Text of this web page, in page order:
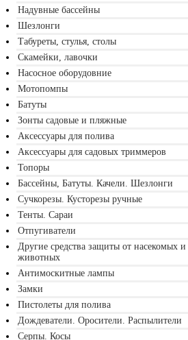
Надувные бассейны
Шезлонги
Табуреты, стулья, столы
Скамейки, лавочки
Насосное оборудовние
Мотопомпы
Батуты
Зонты садовые и пляжные
Аксессуары для полива
Аксессуары для садовых триммеров
Топоры
Бассейны, Батуты. Качели. Шезлонги
Сучкорезы. Кусторезы ручные
Тенты. Сараи
Отпугиватели
Другие средства защиты от насекомых и
животных
Антимоскитные лампы
Замки
Пистолеты для полива
Дождеватели. Оросители. Распылители
Серпы. Косы